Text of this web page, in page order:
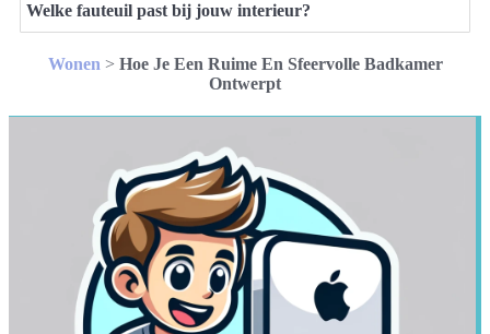
Welke fauteuil past bij jouw interieur?
Wonen > Hoe Je Een Ruime En Sfeervolle Badkamer
Ontwerpt